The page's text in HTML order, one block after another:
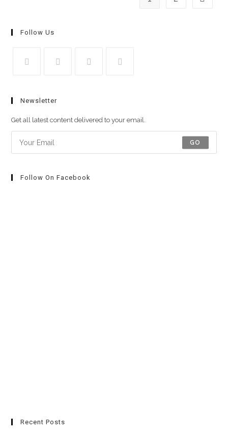
Follow Us
Newsletter
Get all latest content delivered to your email.
GO
Follow On Facebook
Recent Posts